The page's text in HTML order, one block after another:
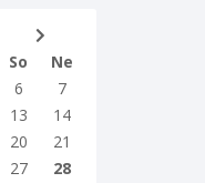
So
Ne
6
7
13
14
20
21
27
28